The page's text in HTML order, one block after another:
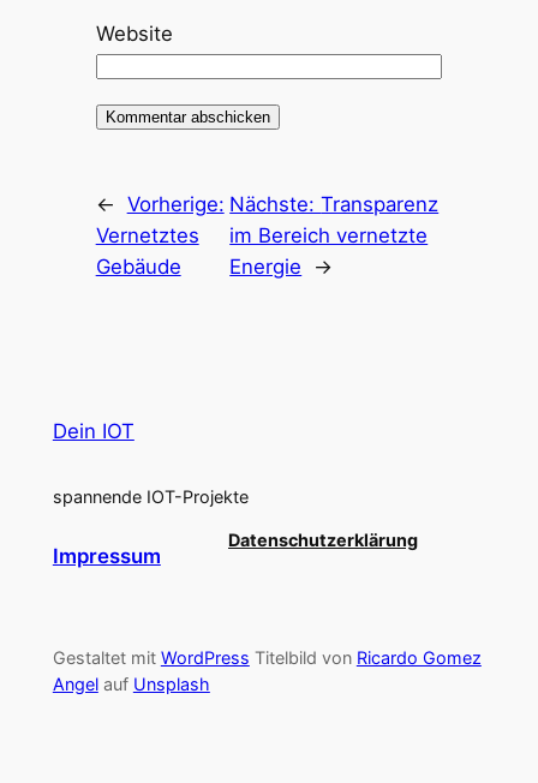
Website
← Vorherige:
Vernetztes
Gebäude
Nächste:Transparenz
im Bereich vernetzte
Energie
→
Dein IOT
spannende IOT-Projekte
Impressum
Datenschutzerklärung
Gestaltet mit WordPress Titelbild von Ricardo Gomez
Angelauf Unsplash